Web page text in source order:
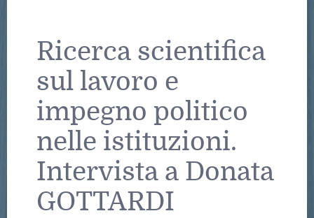
Ricerca scientifica
sul lavoro e
impegno politico
nelle istituzioni.
Intervista a Donata
GOTTARDI